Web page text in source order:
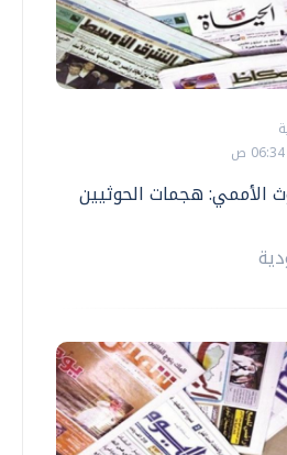
الأممي: هجمات الحوثيين